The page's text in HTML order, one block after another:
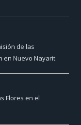
de las
en Nuevo Nayarit
Flores en el